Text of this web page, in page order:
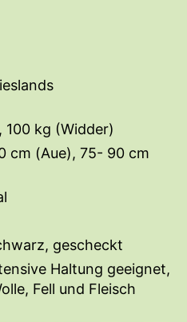
e
t
l
i
g
d
a
100 kg (Widder)
cm (Aue), 75- 90 cm
gescheckt
Haltung geeignet,
Fell und Fleisch